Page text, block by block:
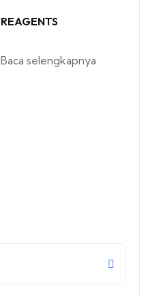
REAGENTS
Baca selengkapnya